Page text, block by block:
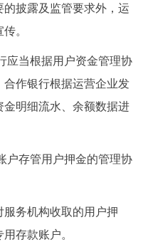
披露及监管要求外，运
。
当根据用户资金管理协
作银行根据运营企业发
明细流水、余额数据进
存管用户押金的管理协
务机构收取的用户押
存款账户。